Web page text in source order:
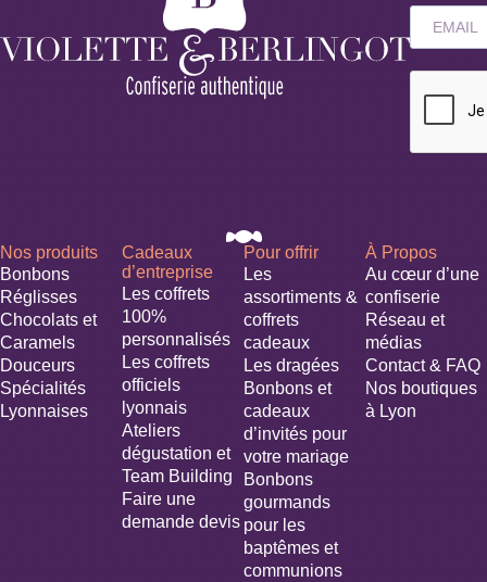
Nos produits
Bonbons
Réglisses
Chocolats et
Caramels
Douceurs
Spécialités
Lyonnaises
Cadeaux
d’entreprise
Les coffrets
100%
personnalisés
Les coffrets
officiels
lyonnais
Ateliers
dégustation et
Team Building
Faire une
demande devis
Pour offrir
Les
assortiments &
coffrets
cadeaux
Les dragées
Bonbons et
cadeaux
d’invités pour
votre mariage​
Bonbons
gourmands
pour les
baptêmes et
communions
À Propos
Au cœur d’une
confiserie
Réseau et
médias
Contact & FAQ
Nos boutiques
à Lyon